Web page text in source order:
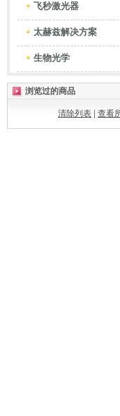
飞秒激光器
太赫兹解决方案
生物光学
浏览过的商品
清除列表 查看